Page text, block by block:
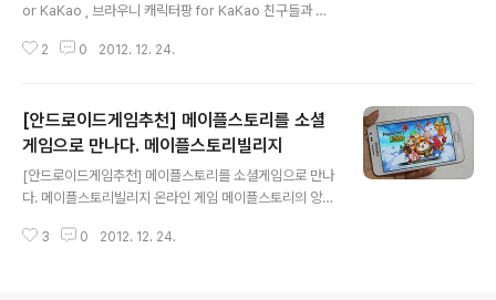
or KaKao , 브라우니 캐릭터팡 for KaKao 친구들과 함
니다. 서로 다른 장르인 게임 라쿤슬라이스 for KaKao/ 브
연 두 게임 속에는 어떤 재미가 숨어 있는지 확인해보도록
하겠습니다. 라쿤슬라이스 for KaKao , 브라우니 캐릭터
팡 for KaKao 두게임은 카카오톡게임 메뉴에서 만날 수
있습니다. 구글앱스토어와 연결되어 무료 설치가 가능합니
와 비슷한 형태의 게임입니다. 하지만 Fruit Ninj..
2 0 2012. 12. 24.
[안드로이드게임추천] 메이플스토리를 소셜
게임으로 만나다. 메이플스토리빌리지
[안드로이드게임추천] 메이플스토리를 소셜게임으로 만나
다. 메이플스토리빌리지 온라인 게임 메이플스토리의 앙증
에 나오는 다양한 몬스터들을 어플로 만나보세요! 메이플
3 0 2012. 12. 24.